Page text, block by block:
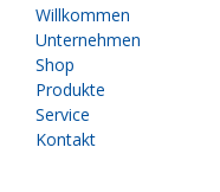
Navigation
überspringen
Willkommen
Unternehmen
Shop
Produkte
Service
Kontakt